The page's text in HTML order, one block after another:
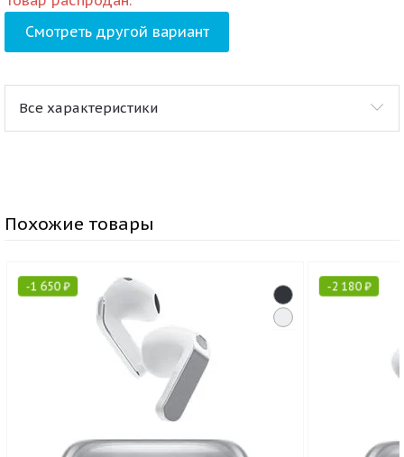
Смотреть другой вариант
Все характеристики
Похожие товары
-1 650₽ -2 180₽